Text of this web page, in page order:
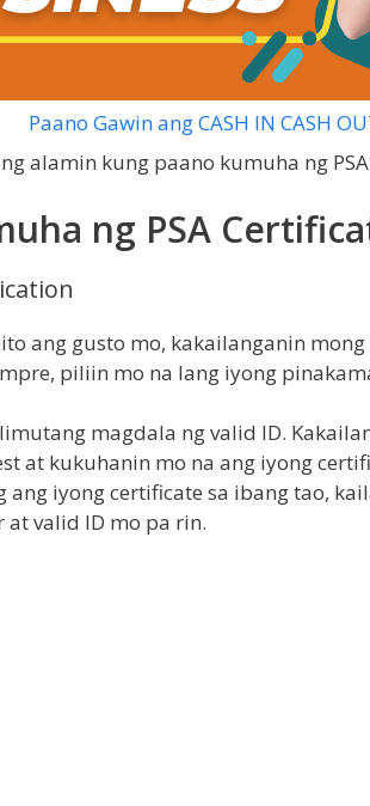
Paano Gawin ang CASH IN CASH
alamin kung paano kumuha ng
ng PSA
ang gusto mo, kakailanganin
piliin mo na lang iyong
magdala ng valid ID.
at kukuhanin mo na ang iyong
ang iyong certificate sa ibang tao,
valid ID mo pa rin.